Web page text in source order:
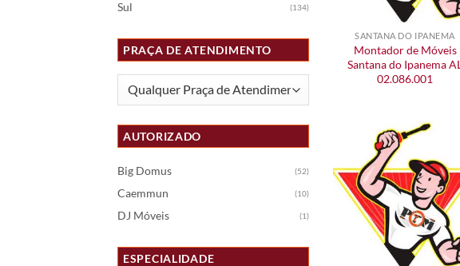
Sul (134)
PRAÇA DE ATENDIMENTO
AUTORIZADO
Big Domus (52)
Caemmun (10)
DJ Móveis (1)
ESPECIALIDADE
SANTANA DO IPANEMA
Montador de Móveis
Santana do Ipanema
02.086.001